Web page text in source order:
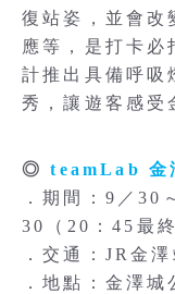
復站姿，並會改
應等，是打卡必
計推出具備呼吸
秀，讓遊客感受
◎teamLab 金
．期間：9／
30（20：45最終
．交通：JR金
．地點：金澤